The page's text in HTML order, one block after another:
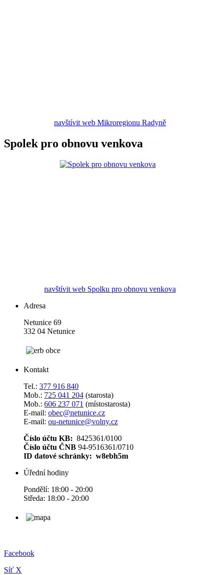
navštívit web Mikroregionu Radyně
Spolek pro obnovu venkova
navštívit web Spolku pro obnovu venkova
Adresa
Netunice 69
332 04 Netunice
Kontakt
Tel.: 377 916 840
Mob.: 725 041 204 (starosta)
Mob.: 606 237 071 (místostarosta)
E-mail: obec@netunice.cz
E-mail: ou-netunice@volny.cz
Číslo účtu KB: 8425361/0100
Číslo účtu ČNB 94-9516361/0710
ID datové schránky: w8ebh5m
Úřední hodiny
Pondělí: 18:00 - 20:00
Středa: 18:00 - 20:00
Facebook
Síť X